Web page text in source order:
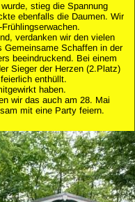
stieg die Spannung
ebenfalls die Daumen. Wir
verdanken wir den vielen
Gemeinsame Schaffen in der
beeindruckend. Bei einem
Sieger der Herzen (2.Platz)
enthüllt.
haben.
wir das auch am 28. Mai
mit eine Party feiern.